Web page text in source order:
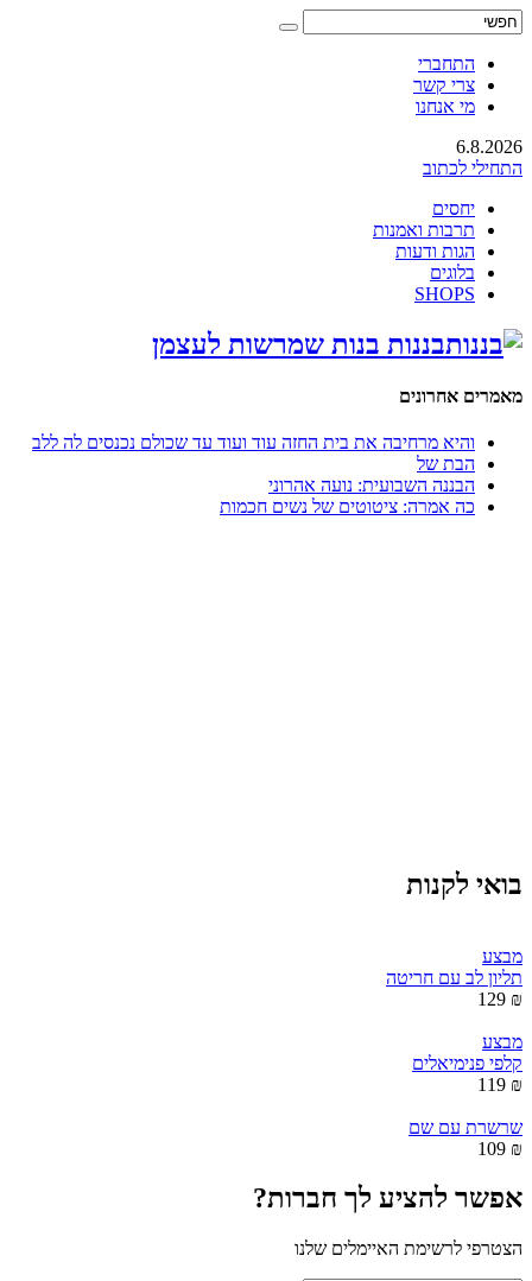
התחברי
צרי קשר
מי אנחנו
6.8.2026
התחילי לכתוב
יחסים
תרבות ואמנות
הגות ודעות
בלוגים
SHOPS
בננות בנות שמרשות לעצמן
מאמרים אחרונים
והיא מרחיבה את בית החזה עוד ועוד עד שכולם נכנסים לה ללב
הבת של
הבננה השבועית: נועה אהרוני
כה אמרה: ציטוטים של נשים חכמות
בואי לקנות
מבצע
תליון לב עם חריטה
₪ 129
מבצע
קלפי פנימיאלים
₪ 119
שרשרת עם שם
₪ 109
אפשר להציע לך חברות?
הצטרפי לרשימת האיימלים שלנו